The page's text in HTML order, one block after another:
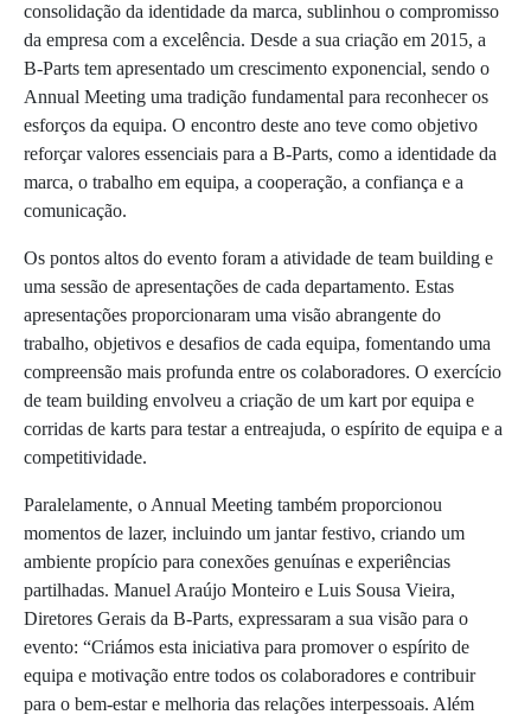
consolidação da identidade da marca, sublinhou o compromisso
da empresa com a excelência. Desde a sua criação em 2015, a
B-Parts tem apresentado um crescimento exponencial, sendo o
Annual Meeting uma tradição fundamental para reconhecer os
esforços da equipa. O encontro deste ano teve como objetivo
reforçar valores essenciais para a B-Parts, como a identidade da
marca, o trabalho em equipa, a cooperação, a confiança e a
comunicação.
Os pontos altos do evento foram a atividade de team building e
uma sessão de apresentações de cada departamento. Estas
apresentações proporcionaram uma visão abrangente do
trabalho, objetivos e desafios de cada equipa, fomentando uma
compreensão mais profunda entre os colaboradores. O exercício
de team building envolveu a criação de um kart por equipa e
corridas de karts para testar a entreajuda, o espírito de equipa e a
competitividade.
Paralelamente, o Annual Meeting também proporcionou
momentos de lazer, incluindo um jantar festivo, criando um
ambiente propício para conexões genuínas e experiências
partilhadas. Manuel Araújo Monteiro e Luis Sousa Vieira,
Diretores Gerais da B-Parts, expressaram a sua visão para o
evento: “Criámos esta iniciativa para promover o espírito de
equipa e motivação entre todos os colaboradores e contribuir
para o bem-estar e melhoria das relações interpessoais. Além